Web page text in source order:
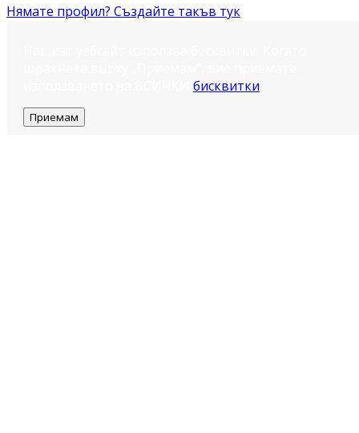
Нямате профил? Създайте такъв тук
бисквитки
Приемам